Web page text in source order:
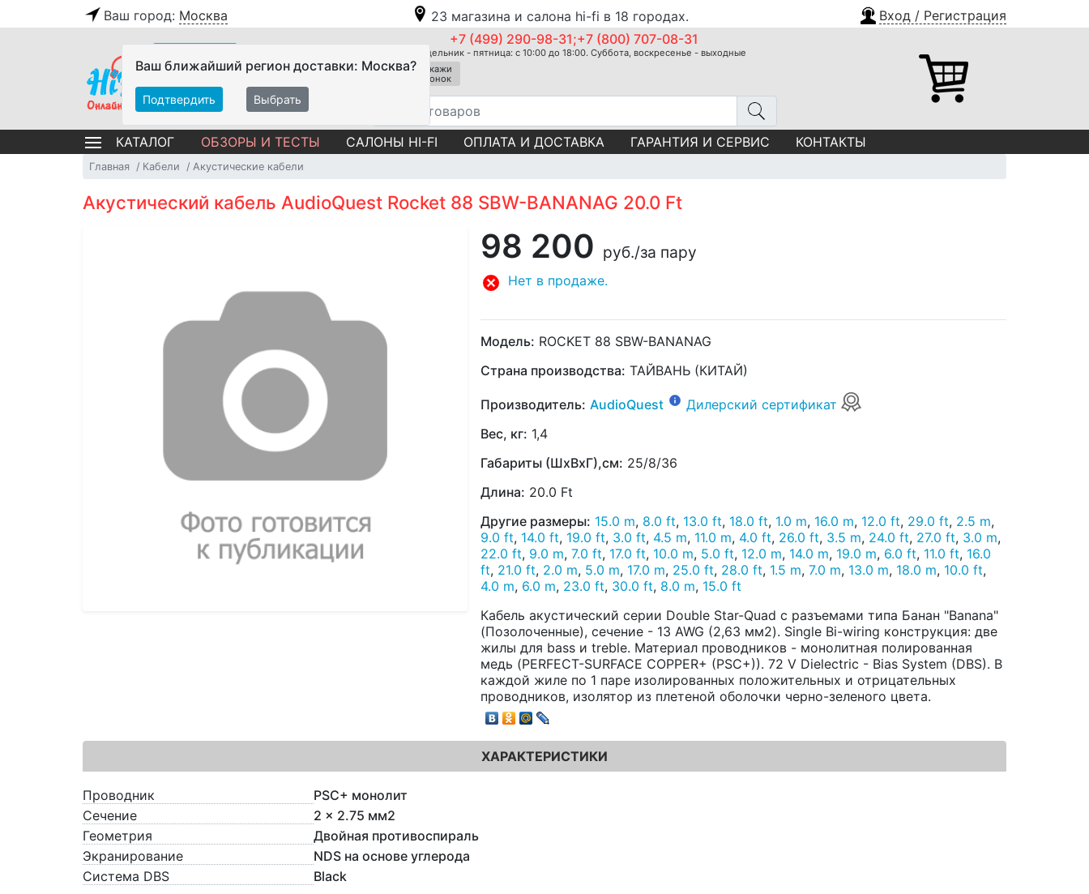
Ваш город: Москва 23 магазина и салона hi-fi в 18 городах. Вход / Регистрация
Ваш ближайший регион доставки: Москва?
Подтвердить Выбрать
+7 (499) 290-98-31;+7 (800) 707-08-31
Понедельник - пятница: с 10:00 до 18:00. Суббота, воскресенье - выходные
Закажи
звонок
КАТАЛОГ ОБЗОРЫ И ТЕСТЫ САЛОНЫ HI-FI ОПЛАТА И ДОСТАВКА ГАРАНТИЯ И СЕРВИС КОНТАКТЫ
Главная Кабели Акустические кабели
Акустический кабель AudioQuest Rocket 88 SBW-BANANAG 20.0 Ft
98 200 руб./за пару
Нет в продаже.
Модель: ROCKET 88 SBW-BANANAG
Страна производства: ТАЙВАНЬ (КИТАЙ)
Производитель: AudioQuest
Дилерский сертификат
Вес, кг: 1,4
Габариты (ШхВхГ),см: 25/8/36
Длина: 20.0 Ft
Другие размеры: 15.0 m, 8.0 ft, 13.0 ft, 18.0 ft, 1.0 m, 16.0 m, 12.0 ft, 29.0 ft, 2.5 m,
9.0 ft, 14.0 ft, 19.0 ft, 3.0 ft, 4.5 m, 11.0 m, 4.0 ft, 26.0 ft, 3.5 m, 24.0 ft, 27.0 ft, 3.0 m,
22.0 ft, 9.0 m, 7.0 ft, 17.0 ft, 10.0 m, 5.0 ft, 12.0 m, 14.0 m, 19.0 m, 6.0 ft, 11.0 ft, 16.0
ft, 21.0 ft, 2.0 m, 5.0 m, 17.0 m, 25.0 ft, 28.0 ft, 1.5 m, 7.0 m, 13.0 m, 18.0 m, 10.0 ft,
4.0 m, 6.0 m, 23.0 ft, 30.0 ft, 8.0 m, 15.0 ft
Кабель акустический серии Double Star-Quad с разъемами типа Банан "Banana"
(Позолоченные), сечение - 13 AWG (2,63 мм2). Single Bi-wiring конструкция: две
жилы для bass и treble. Материал проводников - монолитная полированная
медь (PERFECT-SURFACE COPPER+ (PSC+)). 72 V Dielectric - Bias System (DBS). В
каждой жиле по 1 паре изолированных положительных и отрицательных
проводников, изолятор из плетеной оболочки черно-зеленого цвета.
ХАРАКТЕРИСТИКИ
Проводник
PSC+ монолит
Сечение
2 x 2.75 мм2
Геометрия
Двойная противоспираль
Экранирование
NDS на основе углерода
Система DBS
Black